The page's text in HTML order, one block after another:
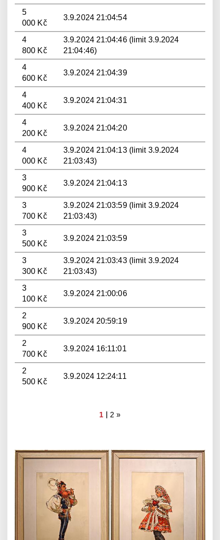
5
000 Kč
3.9.2024 21:04:54
4
800 Kč
3.9.2024 21:04:46 (limit 3.9.2024
21:04:46)
4
600 Kč
3.9.2024 21:04:39
4
400 Kč
3.9.2024 21:04:31
4
200 Kč
3.9.2024 21:04:20
4
000 Kč
3.9.2024 21:04:13 (limit 3.9.2024
21:03:43)
3
900 Kč
3.9.2024 21:04:13
3
700 Kč
3.9.2024 21:03:59 (limit 3.9.2024
21:03:43)
3
500 Kč
3.9.2024 21:03:59
3
300 Kč
3.9.2024 21:03:43 (limit 3.9.2024
21:03:43)
3
100 Kč
3.9.2024 21:00:06
2
900 Kč
3.9.2024 20:59:19
2
700 Kč
3.9.2024 16:11:01
2
500 Kč
3.9.2024 12:24:11
1 |2 »